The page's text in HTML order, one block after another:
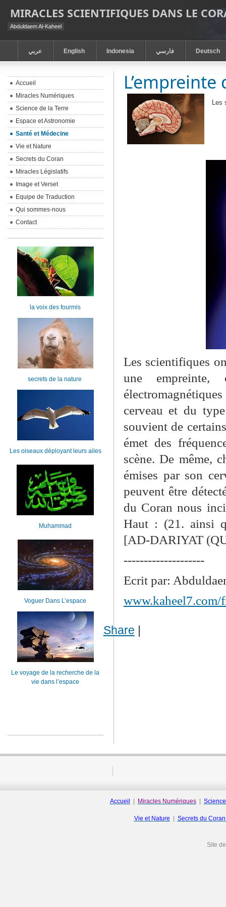
MIRACLES SCIENTIFIQUES DANS LE
Abduldaem Al-Kaheel
عربي English Indonesia فارسي Deutsch
Les
Les scientifiques
une empreinte,
cerveau et du
souvient de
émet des
scène. De même,
émises par son
peuvent être
du Coran nous
Haut : (21. ainsi
[AD-DARIYAT
--------------------
Ecrit par:
www.kaheel7.com/
Share |
Accueil
Miracles Numériques
Science de la Terre
Espace et Astronomie
Santé et Médecine
Vie et Nature
Secrets du Coran
Miracles Législatifs
Image et Verset
Equipe de Traduction
Qui sommes-nous
Contact
la voix des fourmis
secrets de la nature
Les oiseaux déployant leurs ailes
Muhammad
Voguer Dans L’espace
Le voyage de la recherche de la
vie dans l’espace
Accueil Miracles Numériques
Vie et Nature Secrets du
Site